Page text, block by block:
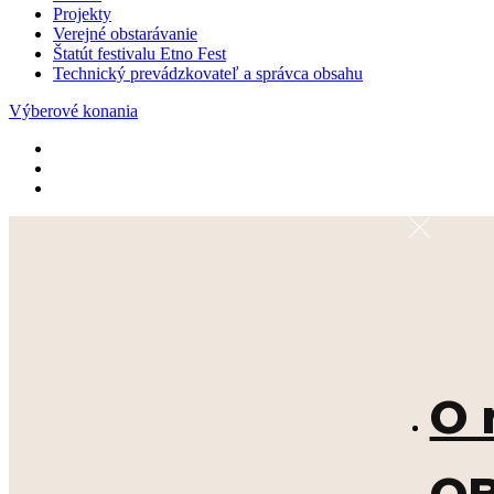
Projekty
Verejné obstarávanie
Štatút festivalu Etno Fest
Technický prevádzkovateľ a správca obsahu
Výberové konania
O